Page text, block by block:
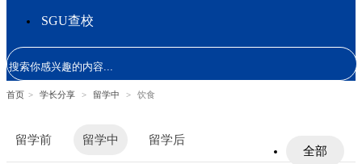
SGU查校
首页 > 学长分享 > 留学中 > 饮食
留学前 留学中
留学后
全部